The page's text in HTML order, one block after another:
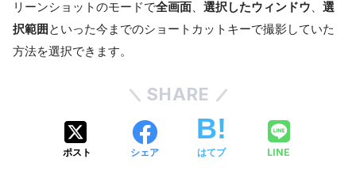
リーンショットのモードで全画面 選択したウィンドウ
選
択範囲 といった今までのショートカットキーで撮影していた
方法を選択できます。
SHARE
ポスト シェア はてブ LINE